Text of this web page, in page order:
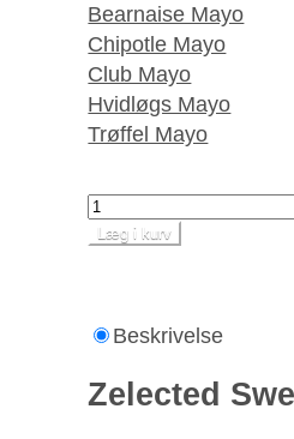
Bearnaise Mayo
Chipotle Mayo
Club Mayo
Hvidløgs Mayo
Trøffel Mayo
Læg i kurv
Beskrivelse
Zelected